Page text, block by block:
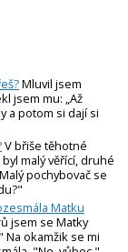
Mluvil jsem
jsem mu: „Až
a potom si dají si
V břiše těhotné
malý věřící, druhé
pochybovač se
Matku
jsem se Matky
okamžik se mi